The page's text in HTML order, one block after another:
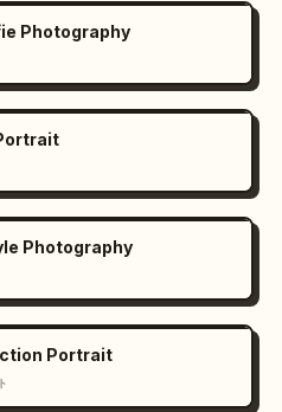
Photography
Photography
Portrait